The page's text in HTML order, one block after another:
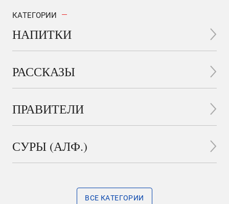
КАТЕГОРИИ
НАПИТКИ
РАССКАЗЫ
ПРАВИТЕЛИ
СУРЫ (АЛФ.)
ВСЕ КАТЕГОРИИ